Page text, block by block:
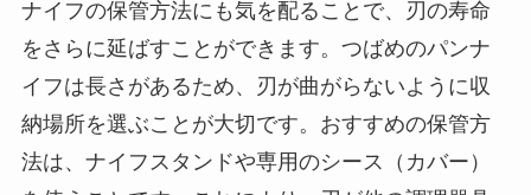
ナイフの保管方法にも気を配ることで、刃の寿命
をさらに延ばすことができます。つばめのパンナ
イフは長さがあるため、刃が曲がらないように収
納場所を選ぶことが大切です。おすすめの保管方
法は、ナイフスタンドや専用のシース（カバー）